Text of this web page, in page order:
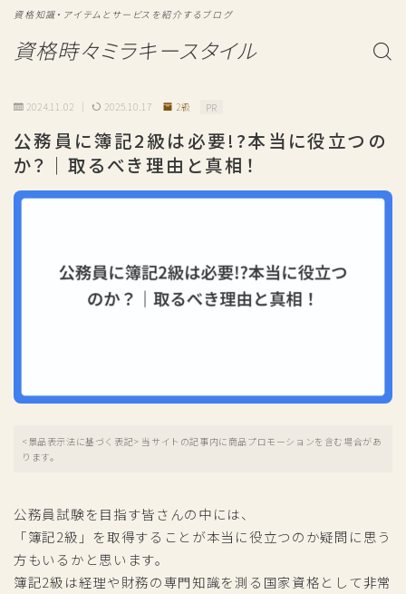
資格時々ミラキースタイル
資格知識・アイテムとサービスを紹介するブログ
2024.11.02 2025.10.17 2級 PR
公務員に簿記2級は必要!?本当に役立つの
か？｜取るべき理由と真相！
<景品表示法に基づく表記> 当サイトの記事内に商品プロモーションを含む場合があ
ります。
公務員試験を目指す皆さんの中には、
「簿記2級」を取得することが本当に役立つのか疑問に思う
方もいるかと思います。
簿記2級は経理や財務の専門知識を測る国家資格として非常